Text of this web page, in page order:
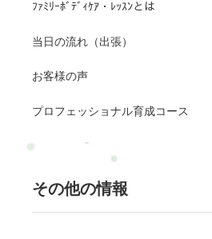
ﾌｧﾐﾘｰﾎﾞﾃﾞｨｹｱ・ﾚｯｽﾝとは
当日の流れ（出張）
お客様の声
プロフェッショナル育成コース
その他の情報